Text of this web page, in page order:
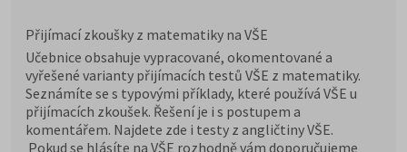
Přijímací zkoušky z matematiky na VŠE
Učebnice obsahuje vypracované, okomentované a
vyřešené varianty přijímacích testů VŠE z matematiky.
Seznámíte se s typovými příklady, které používá VŠE u
přijímacích zkoušek. Řešení je i s postupem a
komentářem. Najdete zde i testy z angličtiny VŠE.
Pokud se hlásíte na VŠE rozhodně vám doporučujeme